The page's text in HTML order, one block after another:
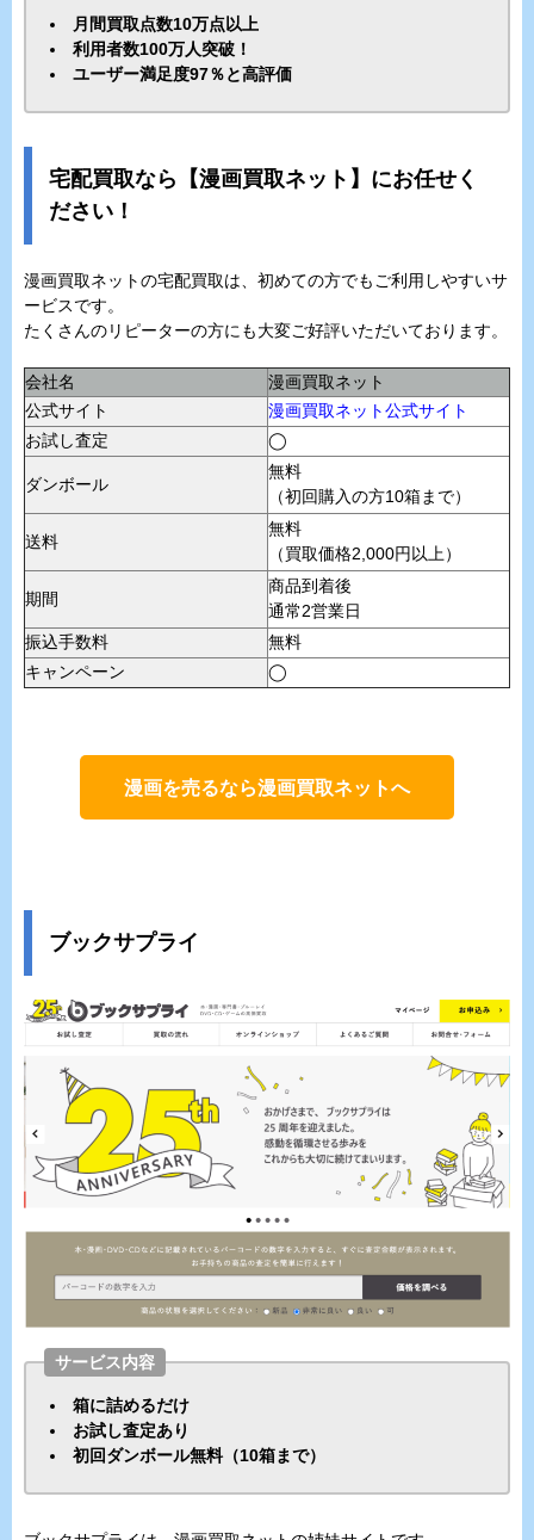
月間買取点数10万点以上
利用者数100万人突破！
ユーザー満足度97％と高評価
宅配買取なら【漫画買取ネット】にお任せく
ださい！
漫画買取ネットの宅配買取は、初めての方でもご利用しやすいサ
ービスです。
たくさんのリピーターの方にも大変ご好評いただいております。
会社名
漫画買取ネット
公式サイト
漫画買取ネット公式サイト
お試し査定
◯
ダンボール
無料
（初回購入の方10箱まで）
送料
無料
（買取価格2,000円以上）
期間
商品到着後
通常2営業日
振込手数料
無料
キャンペーン
◯
漫画を売るなら漫画買取ネットへ
ブックサプライ
サービス内容
箱に詰めるだけ
お試し査定あり
初回ダンボール無料（10箱まで）